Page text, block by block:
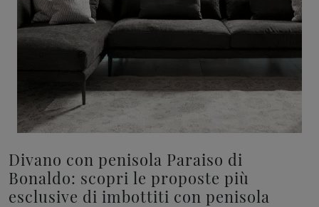
Divano con penisola Paraiso di
Bonaldo: scopri le proposte più
esclusive di imbottiti con penisola